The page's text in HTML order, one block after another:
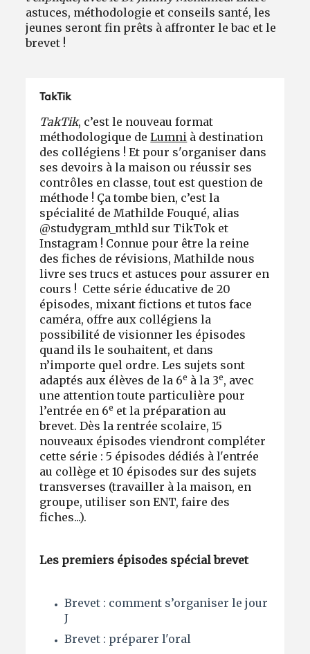
astuces, méthodologie et conseils santé, les
jeunes seront fin prêts à affronter le bac et le
brevet !
TakTik
TakTik, c’est le nouveau format
méthodologique deLumni à destination
des collégiens ! Et pour s'organiser dans
ses devoirs à la maison ou réussir ses
contrôles en classe, tout est question de
méthode ! Ça tombe bien, c’est la
spécialité de Mathilde Fouqué, alias
@studygram_mthld sur TikTok et
Instagram ! Connue pour être la reine
des fiches de révisions, Mathilde nous
livre ses trucs et astuces pour assurer en
cours ! Cette série éducative de 20
épisodes, mixant fictions et tutos face
caméra, offre aux collégiens la
possibilité de visionner les épisodes
quand ils le souhaitent, et dans
n’importe quel ordre. Les sujets sont
adaptés aux élèves de la 6e à la 3e, avec
une attention toute particulière pour
l’entrée en 6e et la préparation au
brevet. Dès la rentrée scolaire, 15
nouveaux épisodes viendront compléter
cette série : 5 épisodes dédiés à l'entrée
au collège et 10 épisodes sur des sujets
transverses (travailler à la maison, en
groupe, utiliser son ENT, faire des
fiches...).
Les premiers épisodes spécial brevet
Brevet : comment s’organiser le jour
J
Brevet : préparer l'oral